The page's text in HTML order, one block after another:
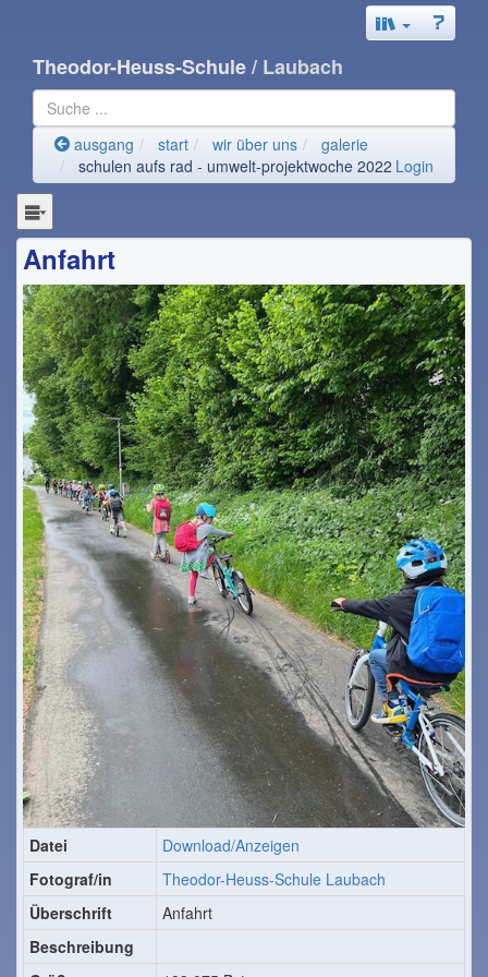
Theodor-Heuss-Schule/ Laubach
ausgang start wir über uns
galerie
schulen aufs rad - umwelt-projektwoche 2022 Login
Anfahrt
Datei
Download/Anzeigen
Fotograf/in
Theodor-Heuss-Schule Laubach
Überschrift
Anfahrt
Beschreibung